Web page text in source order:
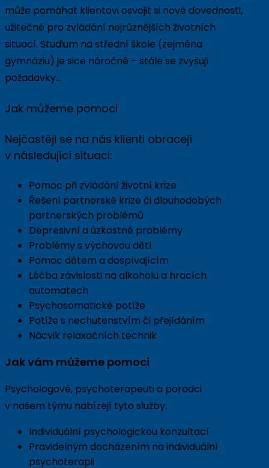
může pomáhat klientovi osvojit si nové dovednosti,
užitečné pro zvládání nejrůznějších životních
situací. Studium na střední škole (zejména
gymnáziu) je sice náročné – stále se zvyšují
požadavky…
Jak můžeme pomoci
Nejčastěji se na nás klienti obracejí
v následující situaci:
Pomoc při zvládání životní krize
Řešení partnerské krize či dlouhodobých
partnerských problémů
Depresivní a úzkostné problémy
Problémy s výchovou dětí
Pomoc dětem a dospívajícím
Léčba závislosti na alkoholu a hracích
automatech
Psychosomatické potíže
Potíže s nechutenstvím či přejídáním
Nácvik relaxačních technik
Jak vám můžeme pomoci
Psychologové, psychoterapeuti a poradci
v našem týmu nabízejí tyto služby:
Individuální psychologickou konzultací
Pravidelným docházením na individuální
psychoterapii